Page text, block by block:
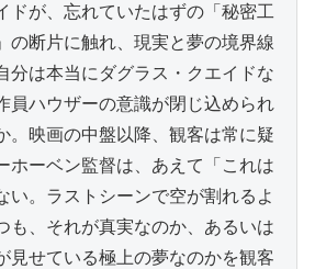
ドが、忘れていたはずの「秘密工
の断片に触れ、現実と夢の境界線
分は本当にダグラス・クエイドな
員ハウザーの意識が閉じ込められ
。映画の中盤以降、観客は常に疑
ホーベン監督は、あえて「これは
い。ラストシーンで空が割れるよ
も、それが真実なのか、あるいは
見せている極上の夢なのかを観客